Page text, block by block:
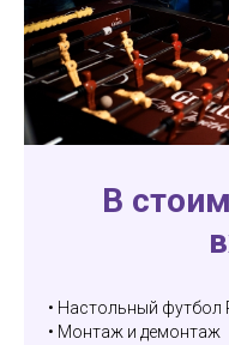
В
• Настольный футбол
• Монтаж и демонтаж